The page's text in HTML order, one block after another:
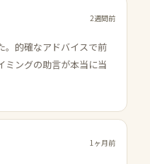
2週間前
。的確なアドバイスで前
ミングの助言が本当に当
1ヶ月前